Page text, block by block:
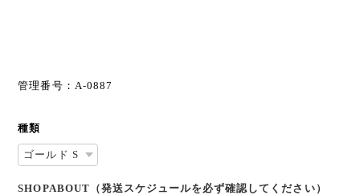
管理番号：A-0887
種類
SHOPABOUT（発送スケジュールを必ず確認してください）